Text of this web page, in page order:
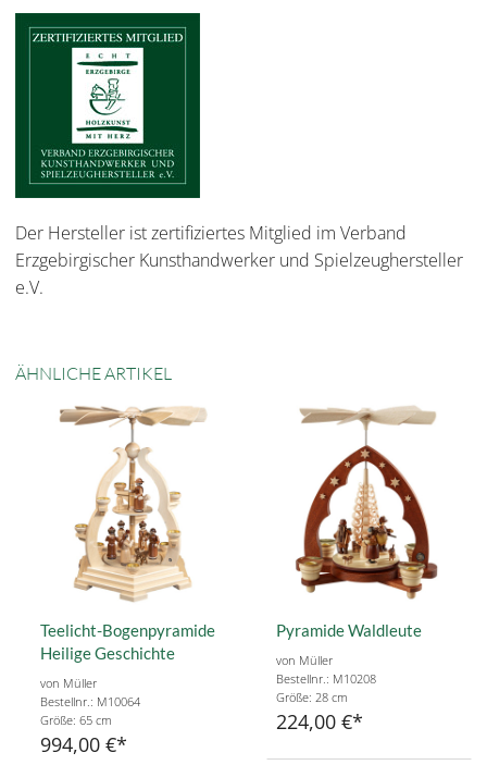
Der Hersteller ist zertifiziertes Mitglied im Verband
Erzgebirgischer Kunsthandwerker und Spielzeughersteller
e.V.
ÄHNLICHE ARTIKEL
Teelicht-Bogenpyramide
Heilige Geschichte
von Müller
Bestellnr.: M10064
Größe: 65 cm
994,00 €
Pyramide Waldleute
von Müller
Bestellnr.: M10208
Größe: 28 cm
224,00 €